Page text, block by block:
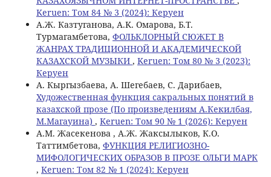
Keruen: Том 84 № 3 (2024): Керуен
А.Ж. Казтуганова, A.K. Омарова, Б.Т.
Турмагамбетова, ФОЛЬКЛОРНЫЙ СЮЖЕТ В
ЖАНРАХ ТРАДИЦИОННОЙ И АКАДЕМИЧЕСКОЙ
КАЗАХСКОЙ МУЗЫКИ , Keruen: Том 80 № 3 (2023):
Керуен
А. Кыргызбаева, А. Шегебаев, С. Дарибаев,
Художественная функция сакральных понятий в
казахской прозе (По произведениям А.Кекилбая,
М.Магауина) , Keruen: Том 90 № 1 (2026): Керуен
А.М. Жасекенова , А.Ж. Жаксылыков, К.О.
Таттимбетова, ФУНКЦИЯ РЕЛИГИОЗНО-
МИФОЛОГИЧЕСКИХ ОБРАЗОВ В ПРОЗЕ ОЛЬГИ МАРК
, Keruen: Том 82 № 1 (2024): Керуен